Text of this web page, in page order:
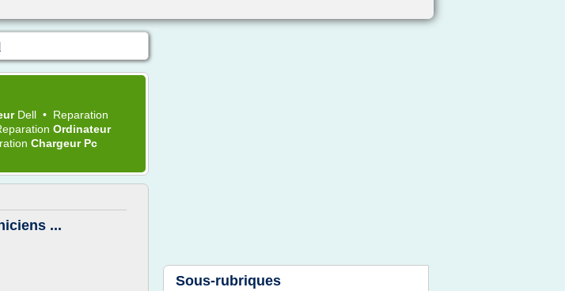
Dell • Reparation
Ordinateur
Chargeur Pc
...
Sous-rubriques